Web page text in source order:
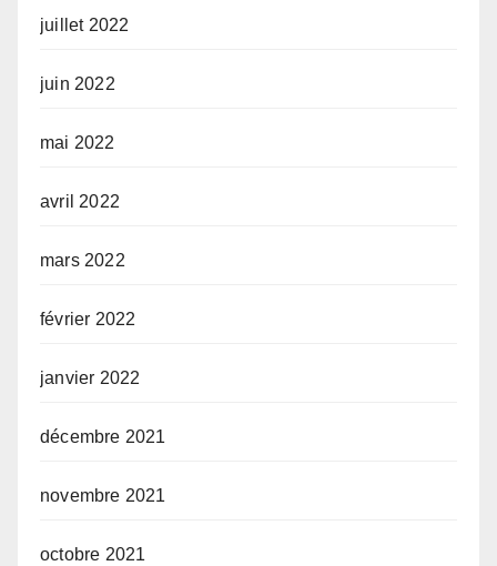
juillet 2022
juin 2022
mai 2022
avril 2022
mars 2022
février 2022
janvier 2022
décembre 2021
novembre 2021
octobre 2021